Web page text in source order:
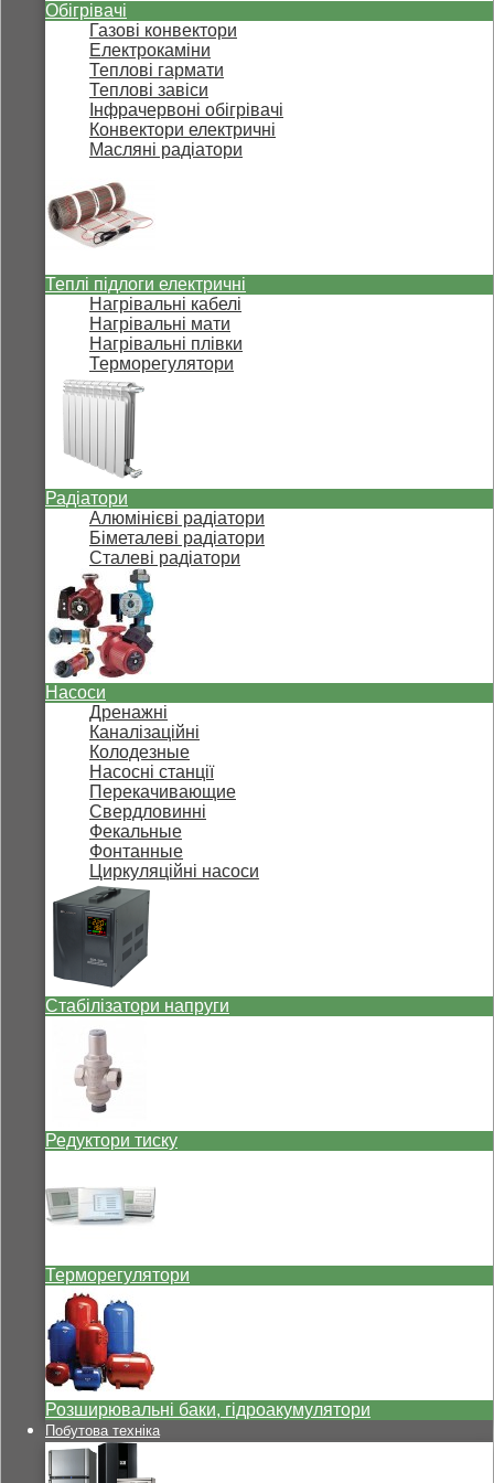
Обігрівачі
Газові конвектори
Електрокаміни
Теплові гармати
Теплові завіси
Інфрачервоні обігрівачі
Конвектори електричні
Масляні радіатори
Теплі підлоги електричні
Нагрівальні кабелі
Нагрівальні мати
Нагрівальні плівки
Терморегулятори
Радіатори
Алюмінієві радіатори
Біметалеві радіатори
Сталеві радіатори
Насоси
Дренажні
Каналізаційні
Колодезные
Насосні станції
Перекачивающие
Свердловинні
Фекальные
Фонтанные
Циркуляційні насоси
Стабілізатори напруги
Редуктори тиску
Терморегулятори
Розширювальні баки, гідроакумулятори
Побутова техніка